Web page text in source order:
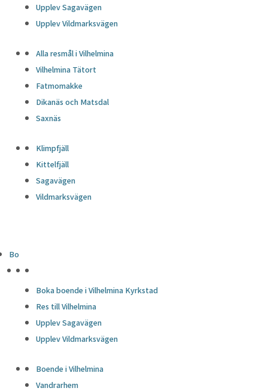
Upplev Sagavägen
Upplev Vildmarksvägen
Alla resmål i Vilhelmina
Vilhelmina Tätort
Fatmomakke
Dikanäs och Matsdal
Saxnäs
Klimpfjäll
Kittelfjäll
Sagavägen
Vildmarksvägen
Bo
Boka boende i Vilhelmina Kyrkstad
Res till Vilhelmina
Upplev Sagavägen
Upplev Vildmarksvägen
Boende i Vilhelmina
Vandrarhem